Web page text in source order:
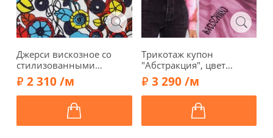
Джерси вискозное со
стилизованными
цветами, фон молочный,
012415
2 310 /м
Трикотаж купон
"Абстракция", цвет
розово-сиреневый,
1032230к
3 290 /м